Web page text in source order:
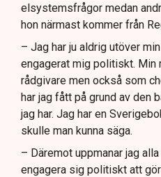
elsystemsfrågor medan
hon närmast kommer från
– Jag har ju aldrig utöver
engagerat mig politiskt. Min
rådgivare men också som
har jag fått på grund av den
jag har. Jag har en
skulle man kunna säga.
– Däremot uppmanar jag
engagera sig politiskt att